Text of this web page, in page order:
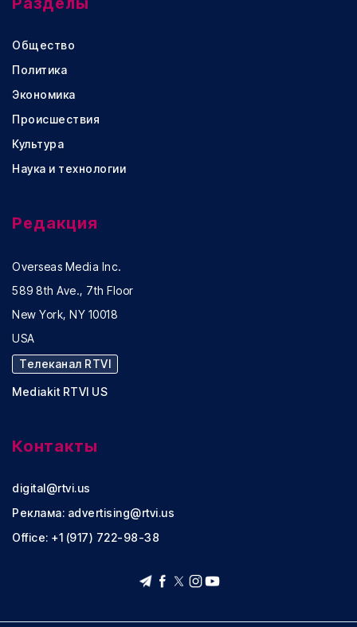
Общество
Политика
Экономика
Происшествия
Культура
Наука и технологии
Редакция
Overseas Media Inc.
589 8th Ave., 7th Floor
New York, NY 10018
USA
Телеканал RTVI
Mediakit RTVI US
Контакты
digital@rtvi.us
Реклама: advertising@rtvi.us
Office: +1 (917) 722-98-38